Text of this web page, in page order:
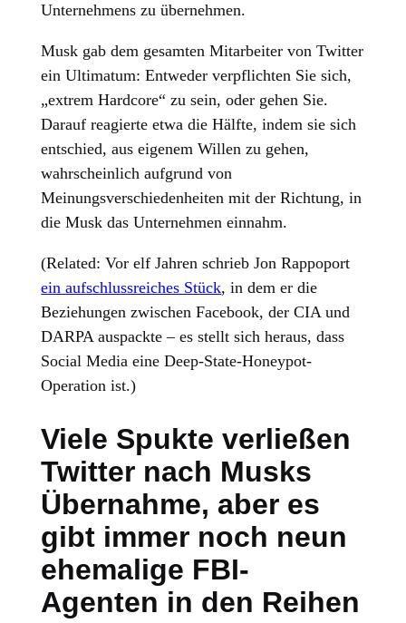
Unternehmens zu übernehmen.
Musk gab dem gesamten Mitarbeiter von Twitter
ein Ultimatum: Entweder verpflichten Sie sich,
„extrem Hardcore“ zu sein, oder gehen Sie.
Darauf reagierte etwa die Hälfte, indem sie sich
entschied, aus eigenem Willen zu gehen,
wahrscheinlich aufgrund von
Meinungsverschiedenheiten mit der Richtung, in
die Musk das Unternehmen einnahm.
(Related: Vor elf Jahren schrieb Jon Rappoport
ein aufschlussreiches Stück, in dem er die
Beziehungen zwischen Facebook, der CIA und
DARPA auspackte – es stellt sich heraus, dass
Social Media eine Deep-State-Honeypot-
Operation ist.)
Viele Spukte verließen
Twitter nach Musks
Übernahme, aber es
gibt immer noch neun
ehemalige FBI-
Agenten in den Reihen